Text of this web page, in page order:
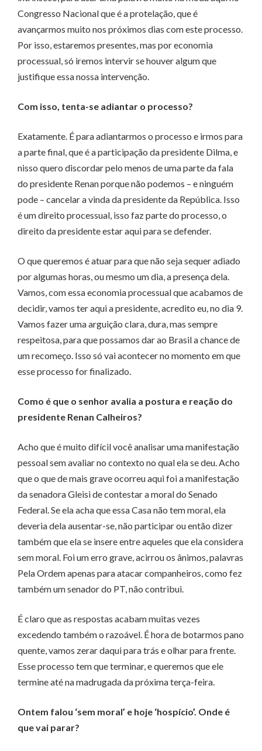
Congresso Nacional que é a protelação, que é
avançarmos muito nos próximos dias com este processo.
Por isso, estaremos presentes, mas por economia
processual, só iremos intervir se houver algum que
justifique essa nossa intervenção.
Com isso, tenta-se adiantar o processo?
Exatamente. É para adiantarmos o processo e irmos para
a parte final, que é a participação da presidente Dilma, e
nisso quero discordar pelo menos de uma parte da fala
do presidente Renan porque não podemos – e ninguém
pode – cancelar a vinda da presidente da República. Isso
é um direito processual, isso faz parte do processo, o
direito da presidente estar aqui para se defender.
O que queremos é atuar para que não seja sequer adiado
por algumas horas, ou mesmo um dia, a presença dela.
Vamos, com essa economia processual que acabamos de
decidir, vamos ter aqui a presidente, acredito eu, no dia 9.
Vamos fazer uma arguição clara, dura, mas sempre
respeitosa, para que possamos dar ao Brasil a chance de
um recomeço. Isso só vai acontecer no momento em que
esse processo for finalizado.
Como é que o senhor avalia a postura e reação do
presidente Renan Calheiros?
Acho que é muito difícil você analisar uma manifestação
pessoal sem avaliar no contexto no qual ela se deu. Acho
que o que de mais grave ocorreu aqui foi a manifestação
da senadora Gleisi de contestar a moral do Senado
Federal. Se ela acha que essa Casa não tem moral, ela
deveria dela ausentar-se, não participar ou então dizer
também que ela se insere entre aqueles que ela considera
sem moral. Foi um erro grave, acirrou os ânimos, palavras
Pela Ordem apenas para atacar companheiros, como fez
também um senador do PT, não contribui.
É claro que as respostas acabam muitas vezes
excedendo também o razoável. É hora de botarmos pano
quente, vamos zerar daqui para trás e olhar para frente.
Esse processo tem que terminar, e queremos que ele
termine até na madrugada da próxima terça-feira.
Ontem falou ‘sem moral’ e hoje ‘hospício’. Onde é
que vai parar?